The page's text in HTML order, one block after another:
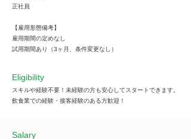
正社員
【雇用形態備考】
雇用期間の定めなし
試用期間あり（3ヶ月、条件変更なし）
Eligibility
スキルや経験不要！未経験の方も安心してスタートできます。
飲食業での経験・接客経験のある方歓迎！
​Salary